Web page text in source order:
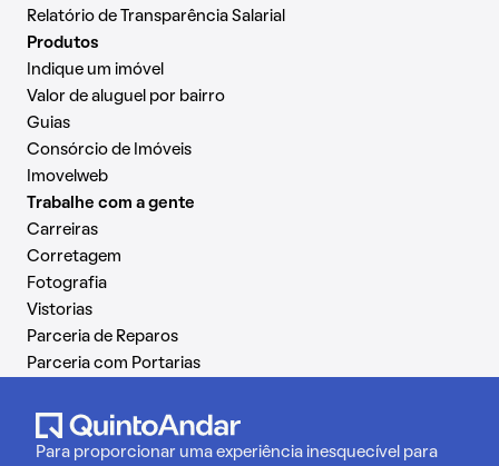
Relatório de Transparência Salarial
Produtos
Indique um imóvel
Valor de aluguel por bairro
Guias
Consórcio de Imóveis
Imovelweb
Trabalhe com a gente
Carreiras
Corretagem
Fotografia
Vistorias
Parceria de Reparos
Parceria com Portarias
Para proporcionar uma experiência inesquecível para